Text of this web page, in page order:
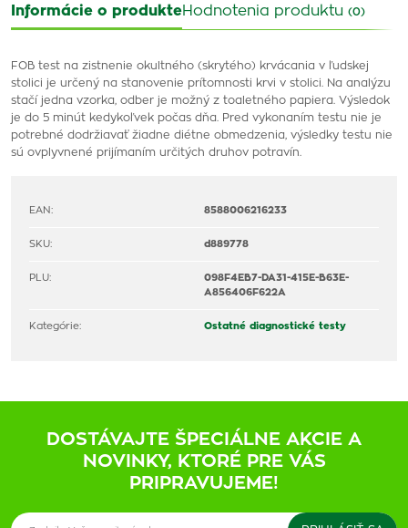
Informácie o produkteHodnotenia produktu (0)
FOB test na zistnenie okultného (skrytého) krvácania v ľudskej
stolici je určený na stanovenie prítomnosti krvi v stolici. Na analýzu
stačí jedna vzorka, odber je možný z toaletného papiera. Výsledok
je do 5 minút kedykoľvek počas dňa. Pred vykonaním testu nie je
potrebné dodržiavať žiadne diétne obmedzenia, výsledky testu nie
sú ovplyvnené prijímaním určitých druhov potravín.
EAN: 8588006216233
SKU: d889778
PLU:
098F4EB7-DA31-415E-B63E-
A856406F622A
Kategórie: Ostatné diagnostické testy
DOSTÁVAJTE ŠPECIÁLNE AKCIE A
NOVINKY, KTORÉ PRE VÁS
PRIPRAVUJEME!